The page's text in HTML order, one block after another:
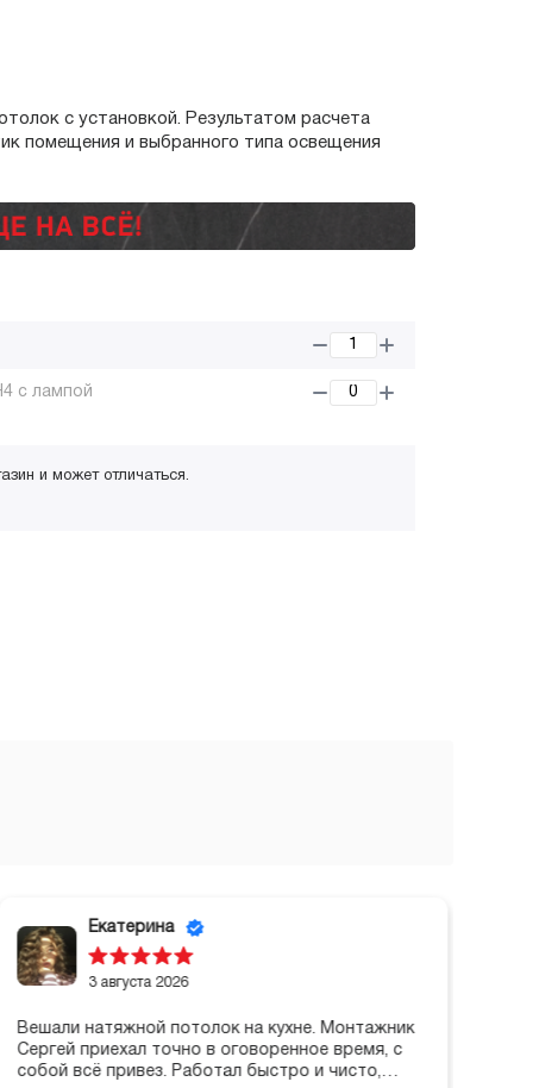
с установкой. Результатом расчета
помещения и выбранного типа освещения
с лампой
и может отличаться.
Екатерина
3 августа 2026
Вешали натяжной потолок на кухне. Монтажник
Сергей приехал точно в оговоренное время, с
собой всё привез. Работал быстро и чисто,